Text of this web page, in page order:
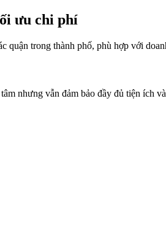
ưu chi phí
trong thành phố, phù hợp với
nhưng vẫn đảm bảo đầy đủ tiện ích